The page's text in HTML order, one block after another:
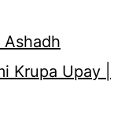
Krupa Upay |